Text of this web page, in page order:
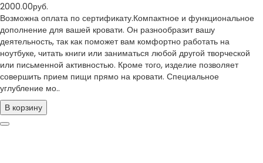
2000.00руб.
Возможна оплата по сертификату.Компактное и функциональное
дополнение для вашей кровати. Он разнообразит вашу
деятельность, так как поможет вам комфортно работать на
ноутбуке, читать книги или заниматься любой другой творческой
или письменной активностью. Кроме того, изделие позволяет
совершить прием пищи прямо на кровати. Специальное
углубление мо..
В корзину